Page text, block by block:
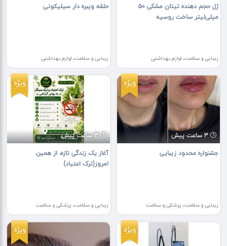
ژل حجم دهنده تیتان مشکی ۵۰
میلی‌لیتر ساخت روسیه
زیبایی و سلامت، لوازم بهداشتی
حلقه ویبره دار سیلیکونی
زیبایی و سلامت، لوازم بهداشتی
ویژه
3 ساعت پیش
جشنواره محدود زیبایی
زیبایی و سلامت، پزشکی و سلامت
ویژه
3 ساعت پیش
آغاز یک زندگی تازه، از همین
امروز(ترک اعتیاد)
زیبایی و سلامت، پزشکی و سلامت
ویژه ویژه